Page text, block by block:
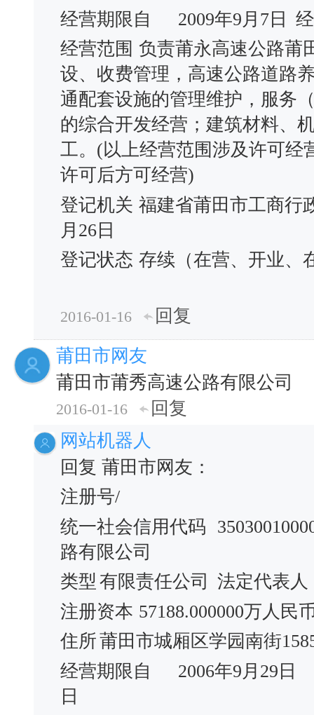
经营期限自
2009年9月7日
经营范围 负责莆永高速公路莆
设、收费管理，高速公路道路
通配套设施的管理维护，服务
的综合开发经营；建筑材料、
工。(以上经营范围涉及许可经
许可后方可经营)
登记机关 福建省莆田市工商行
月26日
登记状态 存续（在营、开业、
2016-01-16
回复
莆田市网友
莆田市莆秀高速公路有限公司
2016-01-16
回复
网站机器人
回复 莆田市网友：
注册号/
统一社会信用代码
路有限公司
类型 有限责任公司
法定代表人
注册资本 57188.000000万人民
住所莆田市城厢区学园南街
经营期限自
2006年9月29日
日